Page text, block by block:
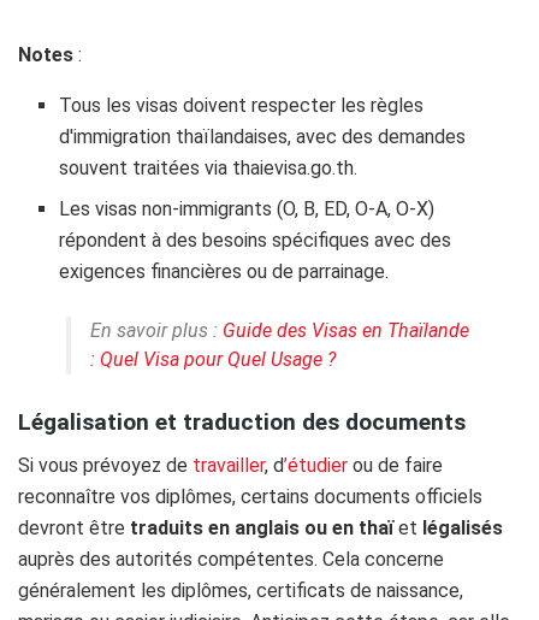
Notes :
Tous les visas doivent respecter les règles
d'immigration thaïlandaises, avec des demandes
souvent traitées via thaievisa.go.th.
Les visas non-immigrants (O, B, ED, O-A, O-X)
répondent à des besoins spécifiques avec des
exigences financières ou de parrainage.
En savoir plus : Guide des Visas en Thaïlande
: Quel Visa pour Quel Usage ?
Légalisation et traduction des documents
Si vous prévoyez de travailler, d’étudier ou de faire
reconnaître vos diplômes, certains documents officiels
devront être traduits en anglais ou en thaïet légalisés
auprès des autorités compétentes. Cela concerne
généralement les diplômes, certificats de naissance,